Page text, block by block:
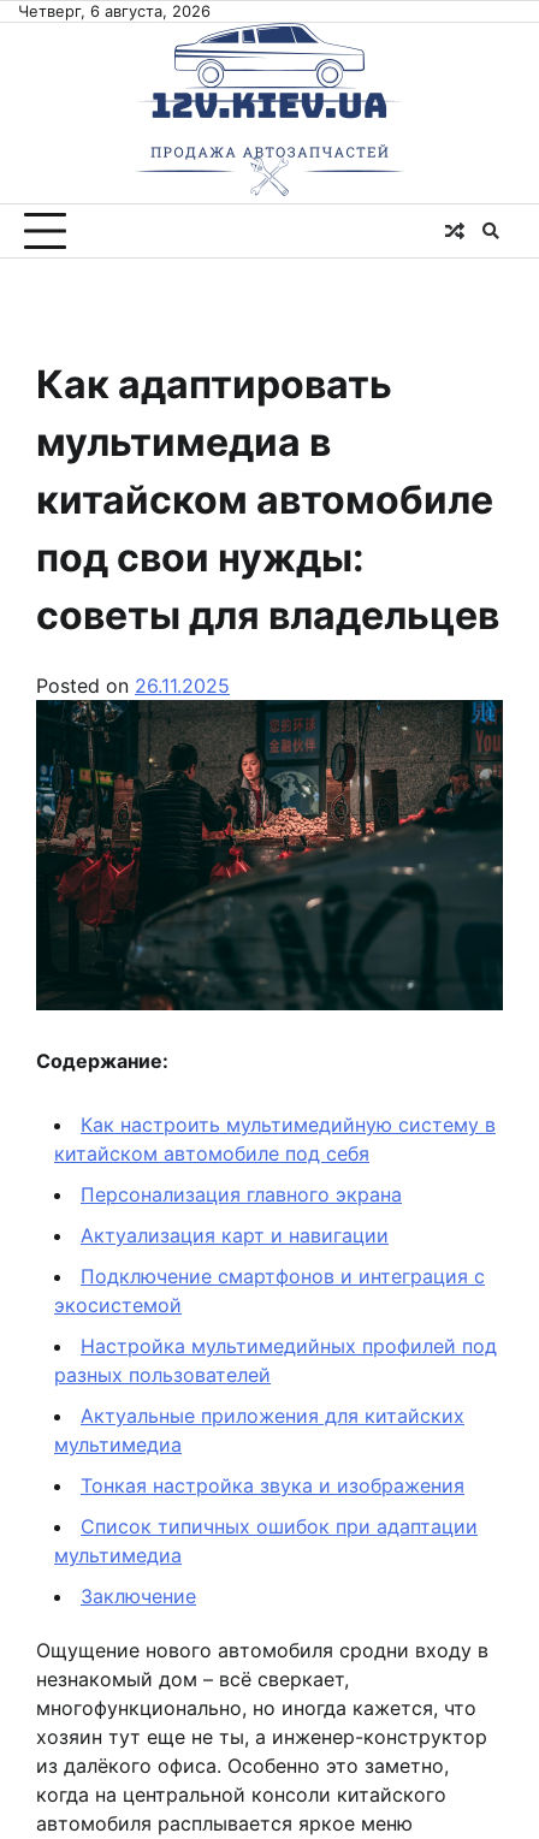
SkipЧетверг, 6 августа, 2026
Как адаптировать
мультимедиа в
китайском автомобиле
под свои нужды:
советы для владельцев
Posted on 26.11.2025
Содержание:
Как настроить мультимедийную систему в
китайском автомобиле под себя
Персонализация главного экрана
Актуализация карт и навигации
Подключение смартфонов и интеграция с
экосистемой
Настройка мультимедийных профилей под
разных пользователей
Актуальные приложения для китайских
мультимедиа
Тонкая настройка звука и изображения
Список типичных ошибок при адаптации
мультимедиа
Заключение
Ощущение нового автомобиля сродни входу в
незнакомый дом – всё сверкает,
многофункционально, но иногда кажется, что
хозяин тут еще не ты, а инженер-конструктор
из далёкого офиса. Особенно это заметно,
когда на центральной консоли китайского
автомобиля расплывается яркое меню